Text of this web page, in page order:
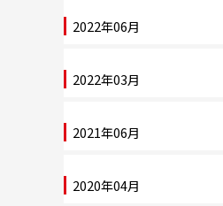
2022年06月
2022年03月
2021年06月
2020年04月